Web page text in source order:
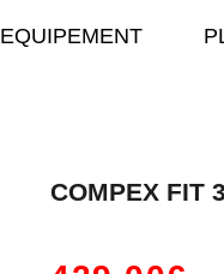
EQUIPEMENT
COMPEX FIT